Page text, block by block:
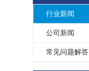
行业新闻
公司新闻
常见问题解答